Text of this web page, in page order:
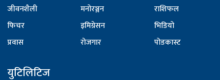
जीवनशैली
फिचर
प्रवास
मनोरञ्जन
इमिग्रेसन
रोजगार
राशिफल
भिडियो
पोडकास्ट
युटिलिटिज